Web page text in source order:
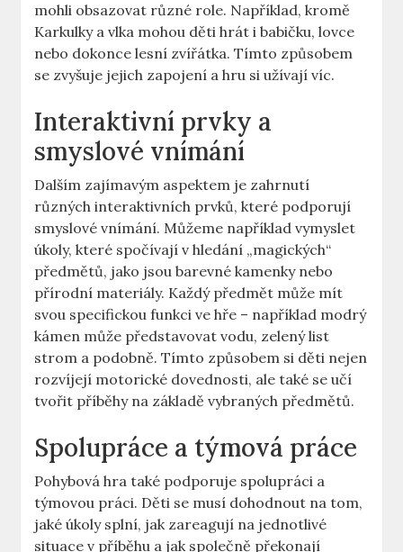
mohli ‌obsazovat různé‌ role. Například,⁢ kromě‍
Karkulky a vlka mohou ​děti hrát ⁣i babičku, lovce
nebo dokonce lesní zvířátka. Tímto ‍způsobem ​
se zvyšuje jejich zapojení a hru si užívají víc.
Interaktivní prvky a
smyslové vnímání
Dalším zajímavým ​aspektem je zahrnutí
různých⁤ interaktivních prvků, které‍ podporují
smyslové vnímání. Můžeme například vymyslet
úkoly, ⁣které spočívají⁤ v hledání „magických“‌
předmětů,‍ jako jsou barevné kamenky nebo
přírodní materiály. Každý ‌předmět může mít‍
svou ‍specifickou funkci ⁣ve hře⁤ – ​například modrý
kámen⁢ může ⁢představovat vodu, zelený list
strom a podobně. Tímto způsobem si děti nejen
rozvíjejí‌ motorické dovednosti, ⁣ale také se učí
tvořit příběhy na základě vybraných‍ předmětů.
Spolupráce a ⁤týmová práce
Pohybová hra⁢ také podporuje spolupráci a
týmovou⁣ práci. Děti se musí dohodnout na tom,
⁤jaké⁤ úkoly ‍splní, jak zareagují na jednotlivé
situace‍ v‍ příběhu​ a jak společně překonají